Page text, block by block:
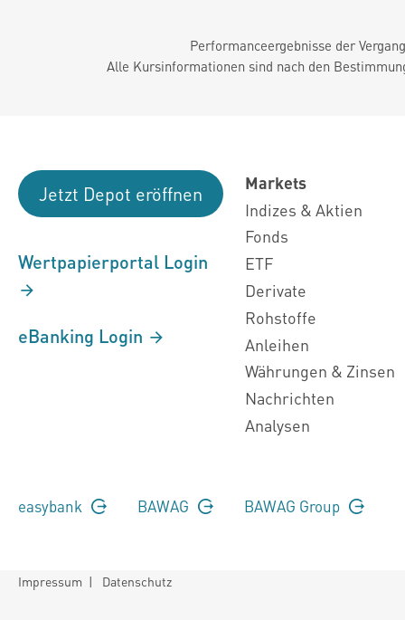
Performanceergebnisse der
Alle Kursinformationen sind nach den
Jetzt Depot eröffnen
Wertpapierportal Login
eBanking Login
Markets
Indizes & Aktien
Fonds
ETF
Derivate
Rohstoffe
Anleihen
Währungen & Zinsen
Nachrichten
Analysen
easybank BAWAG BAWAG Group
Impressum | Datenschutz